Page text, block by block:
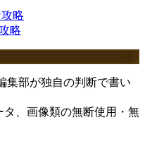
略
略
集部が独自の判断で書い
、画像類の無断使用・無